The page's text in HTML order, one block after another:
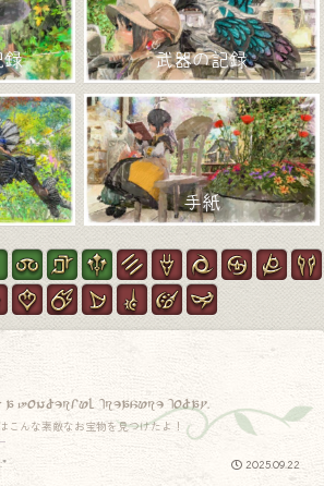
武器の記録
手紙
a wonderful treasure today.
こんな素敵なお宝物を見つけたよ！
2025.09.22